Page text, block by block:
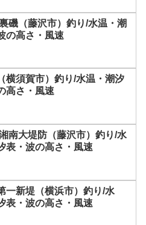
磯（藤沢市）釣り/水温・潮
の高さ・風速
横須賀市）釣り/水温・潮汐
高さ・風速
南大堤防（藤沢市）釣り/水
表・波の高さ・風速
一新堤（横浜市）釣り/水
表・波の高さ・風速